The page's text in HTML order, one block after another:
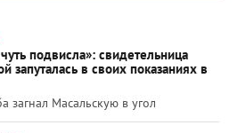
подвисла»: свидетельница
запуталась в своих показаниях в
загнал Масальскую в угол